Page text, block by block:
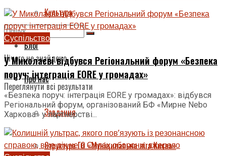
Нічого не знайдено
Переглянути всі результати
Культура
Блог
Про нас
Завдання
Структура ГО «Муніципальна ліга Києва»
Суспільство
У Миколаєві відбувся Регіональний форум «Безпека
поруч: інтеграція EORE у громадах»
«Безпека поруч: інтеграція EORE у громадах»: відбувся
Регіональний форум, організований БФ «Мирне Nebo
Харкова» у партнерстві...